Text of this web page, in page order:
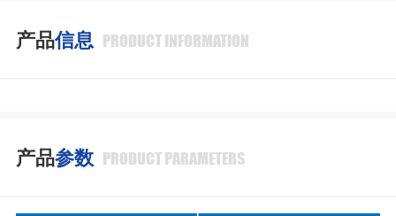
产品信息 PRODUCT INFORMATION
产品参数 PRODUCT PARAMETERS